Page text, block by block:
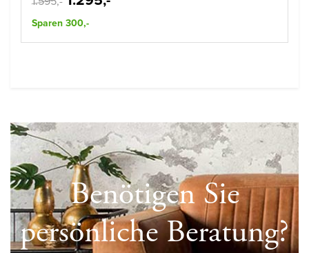
Sparen 300,-
Benötigen Sie
persönliche Beratung?